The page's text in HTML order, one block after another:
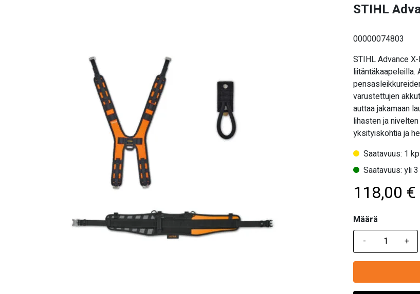
STIHL
00000074803
STIHL Advance
liitäntäkaapeleilla.
varustettujen
auttaa jakamaan
lihasten ja
yksityiskohtia ja
Saatavuus: 1
Saatavuus: yli
118,00 €
Määrä
Määrä